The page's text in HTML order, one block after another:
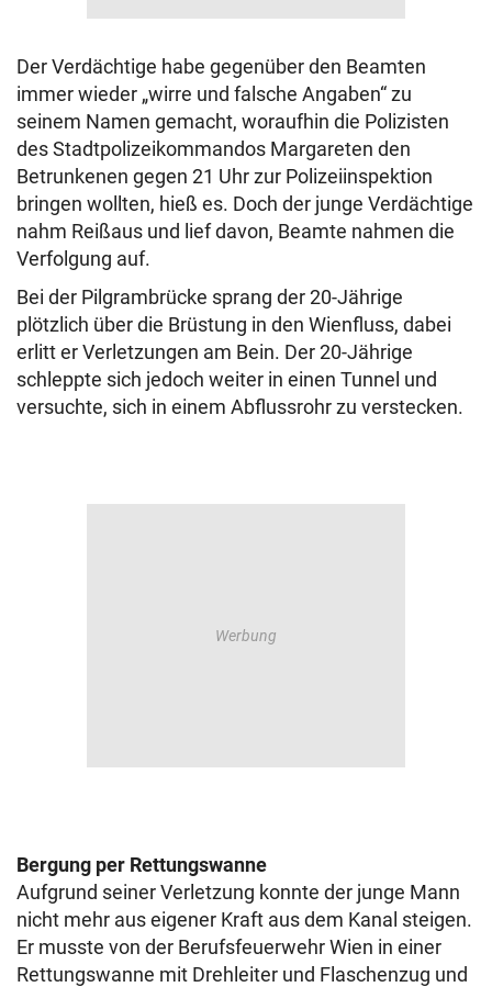
Der Verdächtige habe gegenüber den Beamten
immer wieder „wirre und falsche Angaben“ zu
seinem Namen gemacht, woraufhin die Polizisten
des Stadtpolizeikommandos Margareten den
Betrunkenen gegen 21 Uhr zur Polizeiinspektion
bringen wollten, hieß es. Doch der junge Verdächtige
nahm Reißaus und lief davon, Beamte nahmen die
Verfolgung auf.
Bei der Pilgrambrücke sprang der 20-Jährige
plötzlich über die Brüstung in den Wienfluss, dabei
erlitt er Verletzungen am Bein. Der 20-Jährige
schleppte sich jedoch weiter in einen Tunnel und
versuchte, sich in einem Abflussrohr zu verstecken.
Bergung per Rettungswanne
Aufgrund seiner Verletzung konnte der junge Mann
nicht mehr aus eigener Kraft aus dem Kanal steigen.
Er musste von der Berufsfeuerwehr Wien in einer
Rettungswanne mit Drehleiter und Flaschenzug und